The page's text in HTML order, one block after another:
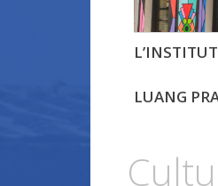
Aller
contenu
L’INSTITUT
LUANG